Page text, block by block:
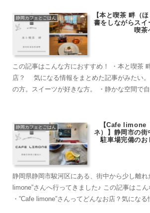
静岡カフェとごはん
【本と喫茶 畔（
書をしながらスイ
喫茶
この記事はこんな方におすすめ！ ・本と喫茶
店？ 気になる情報をまとめた記事がみたい。 ・本好きで読書家
の方。スイーツが好きな方。 ・静かな空間で自分だけの時間を過ご
静岡カフェとごはん
【Cafe limone
ネ）】静岡市の街
駐車場完備の
静岡県静岡市駿河区にある、街中から少し離れ
limone”さんへ行ってきました♪ この記事はこんな方におすすめ！
・”Cafe limone”さんってどんなお店？気になる